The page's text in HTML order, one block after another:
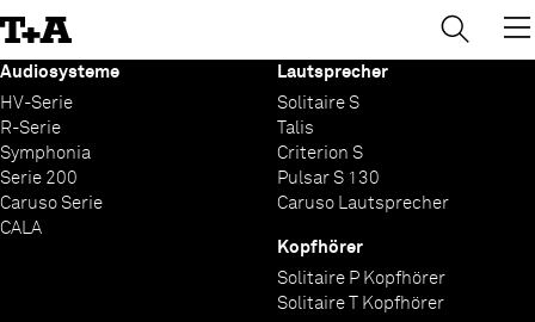
to
Content
Audiosysteme
HV-Serie
R-Serie
Symphonia
Serie 200
Caruso Serie
CALA
Lautsprecher
Solitaire S
Talis
Criterion S
Pulsar S 130
Caruso Lautsprecher
Kopfhörer
Solitaire P Kopfhörer
Solitaire T Kopfhörer
→ ×